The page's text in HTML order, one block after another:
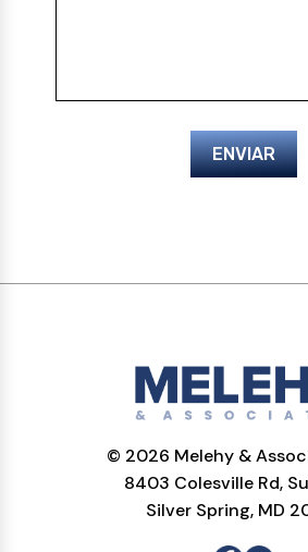
ENVIAR
© 2026 Melehy &
8403 Colesville Rd,
Silver Spring, MD